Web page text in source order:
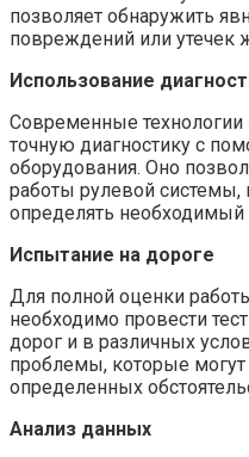
позволяет обнаружить
повреждений или утечек
Использование
Современные
точную диагностику с
оборудования. Оно
работы рулевой системы,
определять необходимый
Испытание на дороге
Для полной оценки
необходимо провести
дорог и в различных
проблемы, которые могут
определенных
Анализ данных